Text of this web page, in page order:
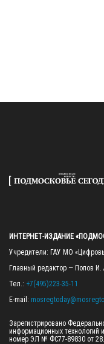
ИНТЕРНЕТ-ИЗДАНИЕ
Учредители: ГАУ МО
Главный редактор — Попов И.
Тел.: +7(495)223-35-11
E-mail:
Зарегистрировано
информационных технологий
номер ЭЛ № ФС77-89830 от